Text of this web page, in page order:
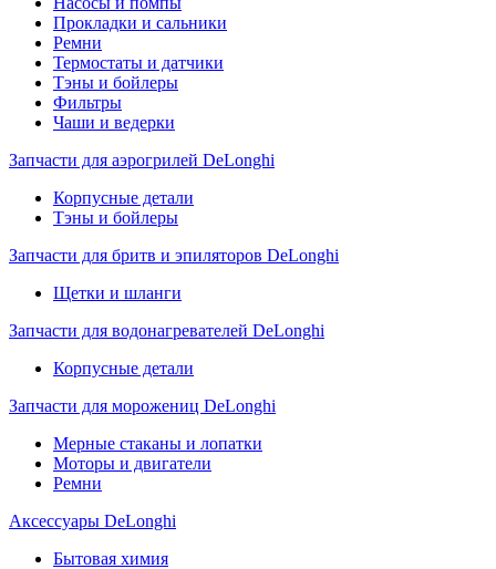
Прокладки и сальники
Ремни
Термостаты и датчики
Тэны и бойлеры
Фильтры
Чаши и ведерки
Запчасти для аэрогрилей DeLonghi
Корпусные детали
Тэны и бойлеры
Запчасти для бритв и эпиляторов DeLonghi
Щетки и шланги
Запчасти для водонагревателей DeLonghi
Корпусные детали
Запчасти для морожениц DeLonghi
Мерные стаканы и лопатки
Моторы и двигатели
Ремни
Аксессуары DeLonghi
Бытовая химия